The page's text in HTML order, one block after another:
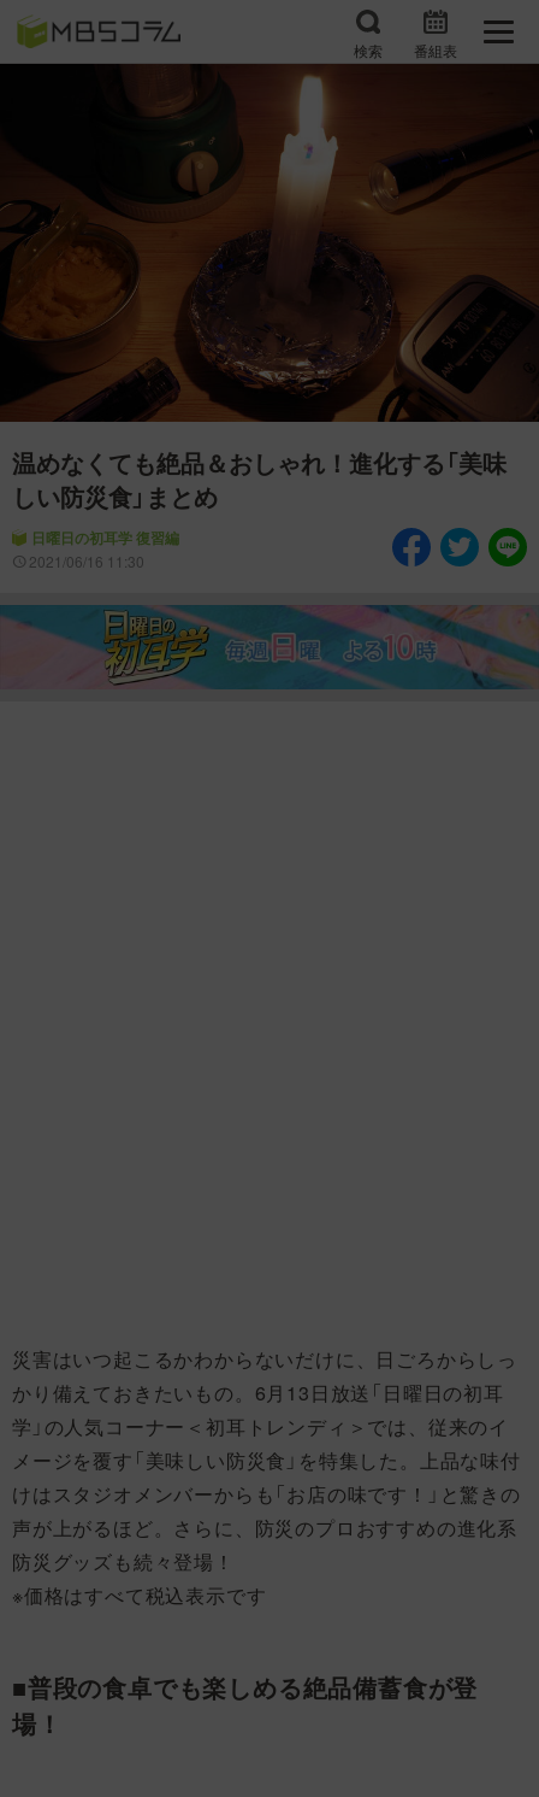
検索 番組表
エンタメMBS
3分で読める！『ザ・リー
ダー』たちの泣き笑い
もう一度楽しむプレバト
サタプラ ～気になる情
報をちょこっとプラス～
所さんお届けモノです！
の気になるトコロ
推しといつまでも 月曜の蛙、大海を知る。
マニアックでメカニカル
ポーツ
何が起こるかホンマにわ
トリセツ
情熱大陸を読む
「水野真紀の魔法のレスト
痛快！明石家電視台に、
エエ話はいらんねん！
池上彰のニュース解説が
読める！「生！池上彰×山
里亮太」
温めなくても絶品＆おしゃれ！進化する「美味
しい防災食」まとめ
日曜日の初耳学 復習編
2021/06/16 11:30
災害はいつ起こるかわからないだけに、日ごろからしっ
かり備えておきたいもの。6月13日放送「日曜日の初耳
学」の人気コーナー＜初耳トレンディ＞では、従来のイ
メージを覆す「美味しい防災食」を特集した。上品な味付
けはスタジオメンバーからも「お店の味です！」と驚きの
声が上がるほど。さらに、防災のプロおすすめの進化系
防災グッズも続々登場！
※価格はすべて税込表示です
■普段の食卓でも楽しめる絶品備蓄食が登
場！